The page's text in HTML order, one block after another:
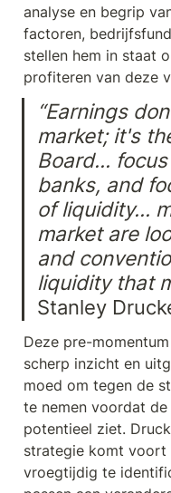
analyse en begrip
factoren,
stellen hem in staat
profiteren van deze
“Earnings
market; it's
Board...
banks, and
of liquidity...
market are
and
liquidity that
Stanley
Deze pre-
scherp inzicht en
moed om tegen de
te nemen voordat
potentieel ziet.
strategie komt voort
vroegtijdig te